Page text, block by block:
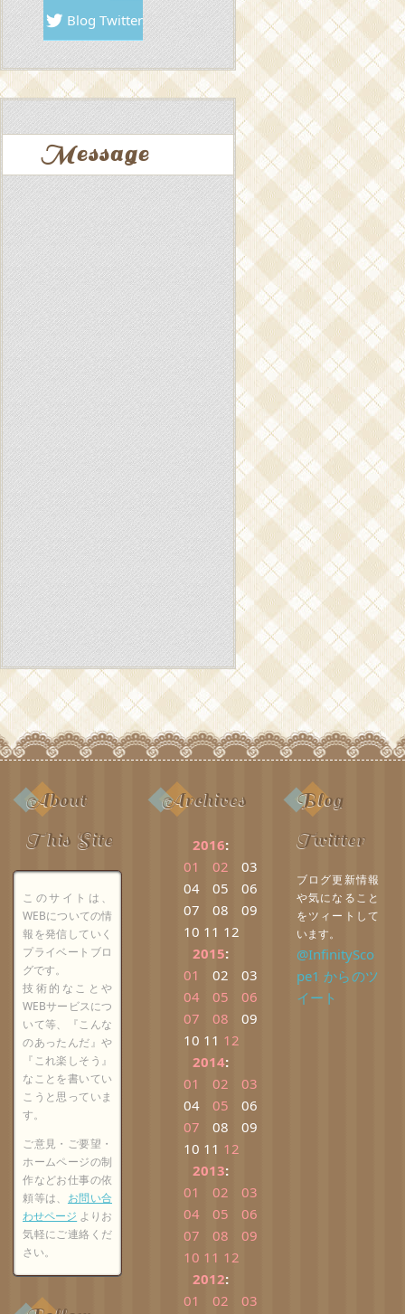
Blog Twitter
Message
About
This Site
このサイトは、
WEBについての情
報を発信していく
プライベートブロ
グです。
技術的なことや
WEBサービスにつ
いて等、『こんな
のあったんだ』や
『これ楽しそう』
なことを書いてい
こうと思っていま
す。
ご意見・ご要望・
ホームページの制
作などお仕事の依
頼等は、 お問い合
わせページ よりお
気軽にご連絡くだ
さい。
Archives
2016:
01
02
03
04
05
06
07
08
09
10 11 12
2015:
01
02
03
04
05
06
07
08
09
10 11 12
2014:
01
02
03
04
05
06
07
08
09
10 11 12
2013:
01
02
03
04
05
06
07
08
09
10 11 12
2012:
01
02
03
Blog
Twitter
ブログ更新情報
や気になること
をツィートして
います。
@InfinitySco
pe1 からのツ
イート